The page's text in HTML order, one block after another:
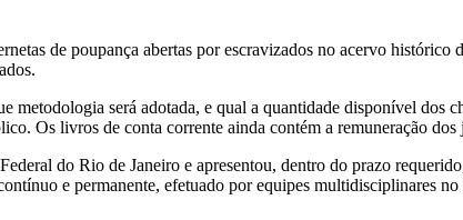
de poupança abertas por escravizados no acervo histórico
será adotada, e qual a quantidade disponível dos
Os livros de conta corrente ainda contém a remuneração dos
do Rio de Janeiro e apresentou, dentro do prazo
e permanente, efetuado por equipes multidisciplinares